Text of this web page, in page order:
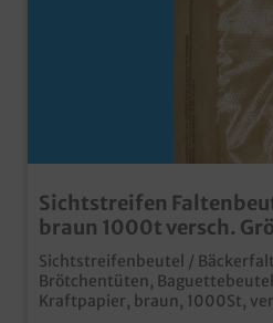
Sichtstreifen
braun 1000t versch.
Sichtstreifenbeutel /
Brötchentüten,
Kraftpapier, braun, 1000St,